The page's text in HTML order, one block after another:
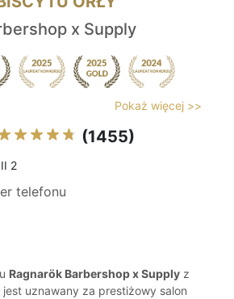
x Supply
Pokaż więcej >>
(1455)
2
telefonu
Ragnarök Barbershop x Supply z
jest uznawany za prestiżowy salon